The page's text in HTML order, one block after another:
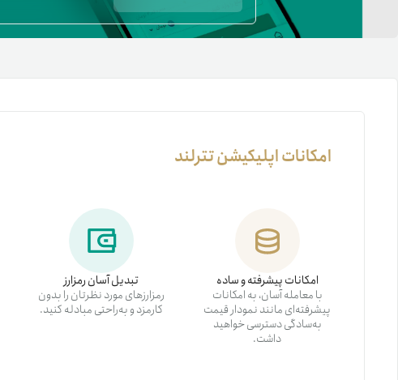
امکانات اپلیکیشن تترلند
امکانات پیشرفته و ساده
با معامله آسان، به امکانات
پیشرفته‌ای مانند نمودار قیمت
به‌سادگی دسترسی خواهید
داشت.
تبدیل آسان رمزارز
رمزارزهای مورد نظرتان را بدون
کارمزد و به‌راحتی مبادله کنید.